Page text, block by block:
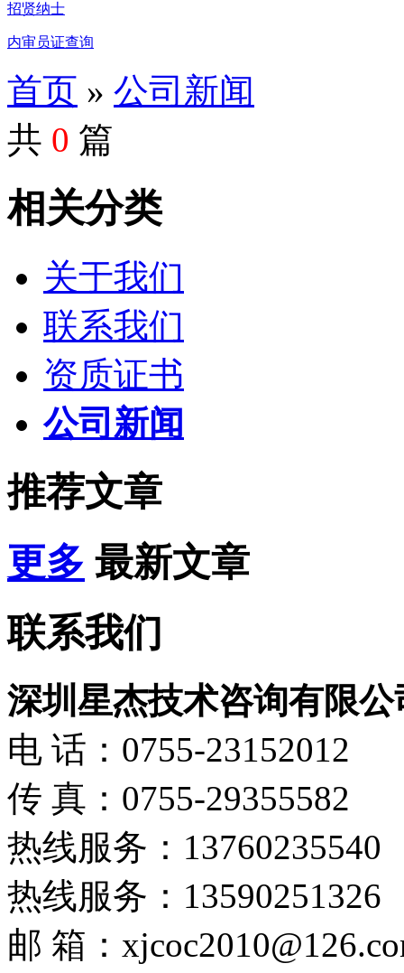
招贤纳士
内审员证查询
首页 » 公司新闻
共 0 篇
相关分类
关于我们
联系我们
资质证书
公司新闻
推荐文章
更多 最新文章
联系我们
深圳星杰技术咨询有限公
电 话：0755-23152012
传 真：0755-29355582
热线服务：13760235540
热线服务：13590251326
邮 箱：